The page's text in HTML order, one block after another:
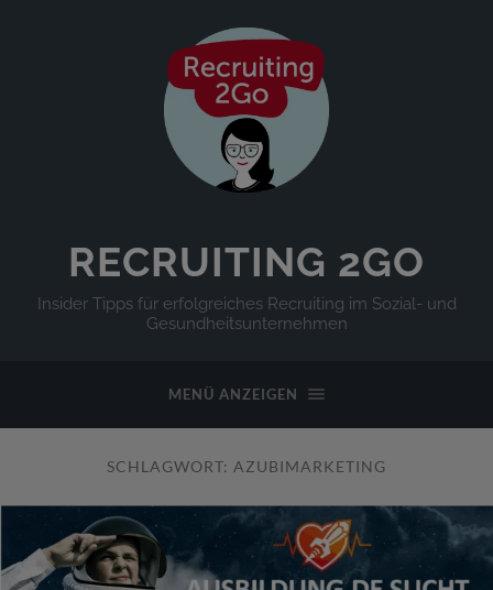
RECRUITING 2GO
Insider Tipps für erfolgreiches Recruiting im Sozial- und
Gesundheitsunternehmen
MENÜ ANZEIGEN
SCHLAGWORT: AZUBIMARKETING